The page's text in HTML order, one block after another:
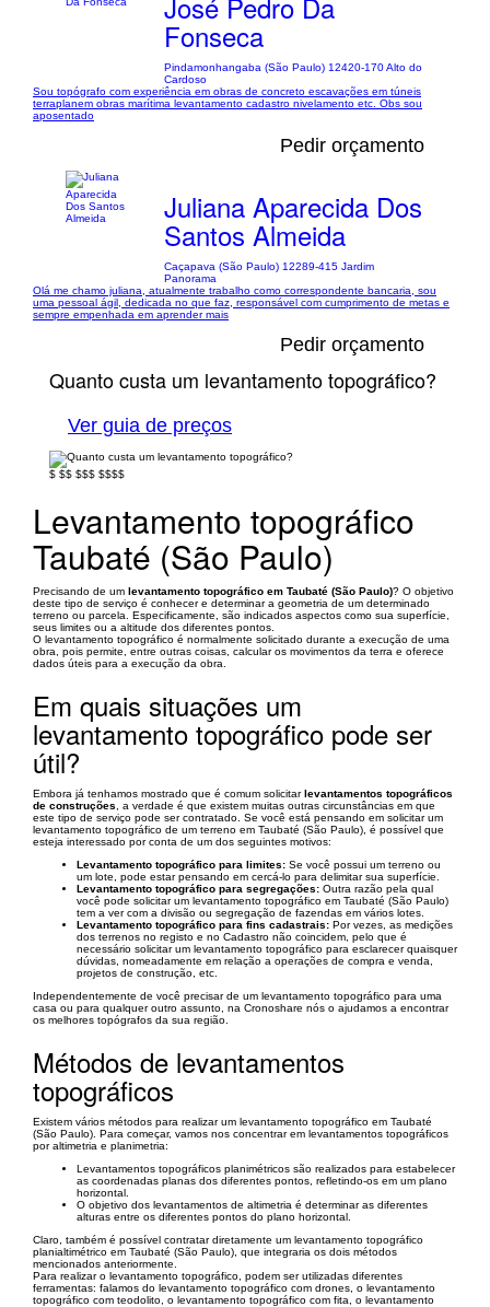
Fonseca
Pindamonhangaba (São Paulo) 12420-170 Alto do
Cardoso
Sou topógrafo com experiência em obras de concreto escavações em túneis
terraplanem obras marítima levantamento cadastro nivelamento etc. Obs sou
aposentado
Pedir orçamento
Juliana Aparecida Dos
Santos Almeida
Caçapava (São Paulo) 12289-415 Jardim
Panorama
Olá me chamo juliana, atualmente trabalho como correspondente bancaria, sou
uma pessoal ágil, dedicada no que faz, responsável com cumprimento de metas e
sempre empenhada em aprender mais
Pedir orçamento
Quanto custa um levantamento topográfico?
Ver guia de preços
$ $$ $$$ $$$$
Levantamento topográfico
Taubaté (São Paulo)
Precisando de um levantamento topográfico em Taubaté (São Paulo)? O objetivo
deste tipo de serviço é conhecer e determinar a geometria de um determinado
terreno ou parcela. Especificamente, são indicados aspectos como sua superfície,
seus limites ou a altitude dos diferentes pontos.
O levantamento topográfico é normalmente solicitado durante a execução de uma
obra, pois permite, entre outras coisas, calcular os movimentos da terra e oferece
dados úteis para a execução da obra.
Em quais situações um
levantamento topográfico pode ser
útil?
Embora já tenhamos mostrado que é comum solicitarlevantamentos topográficos
de construções , a verdade é que existem muitas outras circunstâncias em que
este tipo de serviço pode ser contratado. Se você está pensando em solicitar um
levantamento topográfico de um terreno em Taubaté (São Paulo), é possível que
esteja interessado por conta de um dos seguintes motivos:
Levantamento topográfico para limites: Se você possui um terreno ou
um lote, pode estar pensando em cercá-lo para delimitar sua superfície.
Levantamento topográfico para segregações: Outra razão pela qual
você pode solicitar um levantamento topográfico em Taubaté (São Paulo)
tem a ver com a divisão ou segregação de fazendas em vários lotes.
Levantamento topográfico para fins cadastrais: Por vezes, as medições
dos terrenos no registo e no Cadastro não coincidem, pelo que é
necessário solicitar um levantamento topográfico para esclarecer quaisquer
dúvidas, nomeadamente em relação a operações de compra e venda,
projetos de construção, etc.
Independentemente de você precisar de um levantamento topográfico para uma
casa ou para qualquer outro assunto, na Cronoshare nós o ajudamos a encontrar
os melhores topógrafos da sua região.
Métodos de levantamentos
topográficos
Existem vários métodos para realizar um levantamento topográfico em Taubaté
(São Paulo). Para começar, vamos nos concentrar em levantamentos topográficos
por altimetria e planimetria:
Levantamentos topográficos planimétricos são realizados para estabelecer
as coordenadas planas dos diferentes pontos, refletindo-os em um plano
horizontal.
O objetivo dos levantamentos de altimetria é determinar as diferentes
alturas entre os diferentes pontos do plano horizontal.
Claro, também é possível contratar diretamente um levantamento topográfico
planialtimétrico em Taubaté (São Paulo), que integraria os dois métodos
mencionados anteriormente.
Para realizar o levantamento topográfico, podem ser utilizadas diferentes
ferramentas: falamos do levantamento topográfico com drones, o levantamento
topográfico com teodolito, o levantamento topográfico com fita, o levantamento